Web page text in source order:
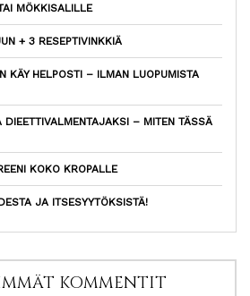
MÖKKISALILLE
+ 3 RESEPTIVINKKIÄ
KÄY HELPOSTI – ILMAN LUOPUMISTA
DIEETTIVALMENTAJAKSI – MITEN TÄSSÄ
KOKO KROPALLE
JA ITSESYYTÖKSISTÄ!
KOMMENTIT